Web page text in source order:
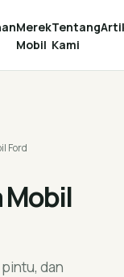
Merek
Mobil
Tentang
Kami
Ford
Mobil
dan